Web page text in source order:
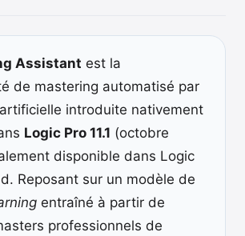
Assistant est la
de mastering automatisé par
introduite nativement
Logic Pro 11.1 (octobre
disponible dans Logic
Reposant sur un modèle de
entraîné à partir de
professionnels de